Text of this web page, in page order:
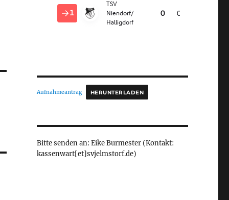
Aufnahmeantrag HERUNTERLADEN
Bitte senden an: Eike Burmester (Kontakt:
kassenwart[et]svjelmstorf.de)